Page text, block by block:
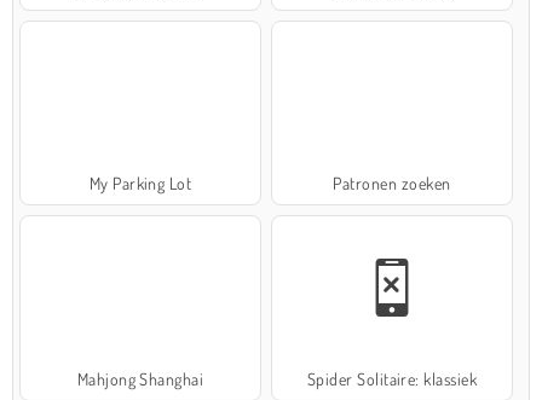
My Parking Lot Patronen zoeken
Mahjong Shanghai Spider Solitaire: klassiek